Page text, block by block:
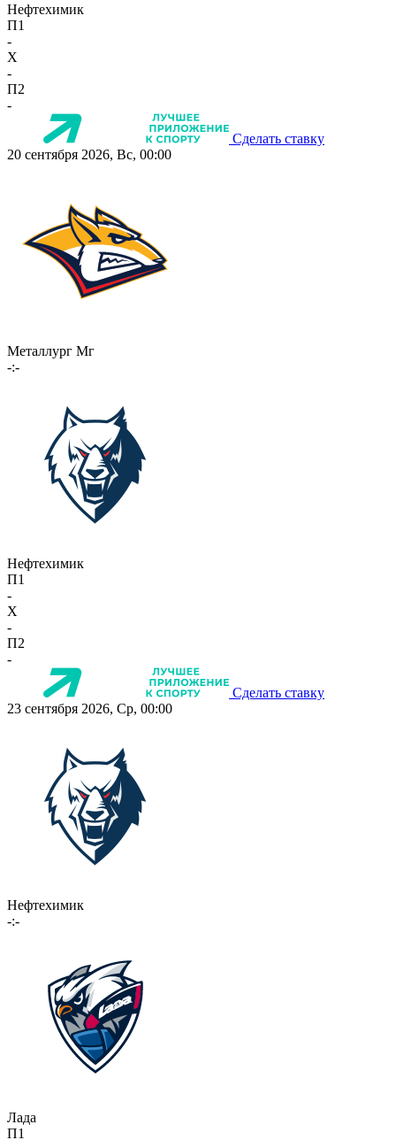
Нефтехимик
П1
-
X
-
П2
-
Сделать ставку
20 сентября 2026, Вс, 00:00
Металлург Мг
-:-
Нефтехимик
П1
-
X
-
П2
-
Сделать ставку
23 сентября 2026, Ср, 00:00
Нефтехимик
-:-
Лада
П1